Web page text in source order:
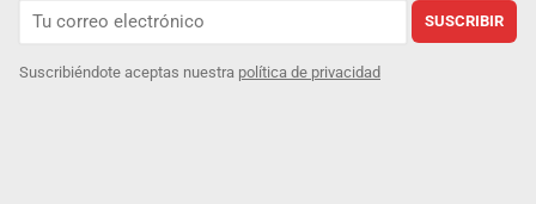
SUSCRIBIR
Suscribiéndote aceptas nuestra política de privacidad